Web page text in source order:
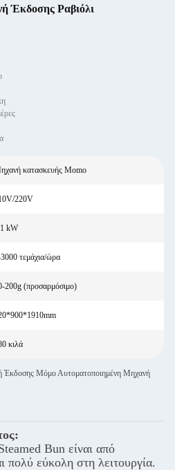
Έκδοσης Ραβιόλι
κατασκευής Momo
220V
kW
τεμάχια/ώρα
200g (προσαρμόσιμο)
κιλά
Μόμο Αυτοματοποιημένη Μηχανή
Bun είναι από
πολύ εύκολη στη λειτουργία.